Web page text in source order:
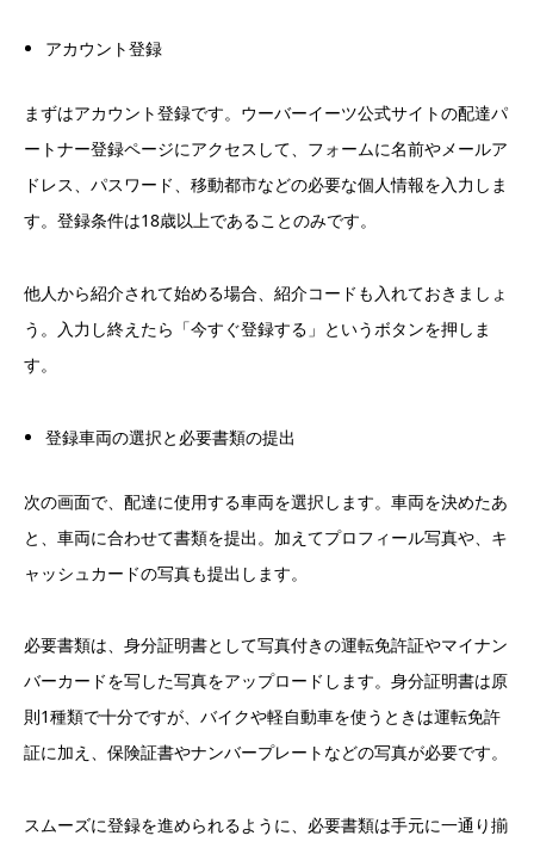
アカウント登録
まずはアカウント登録です。ウーバーイーツ公式サイトの配達パ
ートナー登録ページにアクセスして、フォームに名前やメールア
ドレス、パスワード、移動都市などの必要な個人情報を入力しま
す。登録条件は18歳以上であることのみです。
他人から紹介されて始める場合、紹介コードも入れておきましょ
う。入力し終えたら「今すぐ登録する」というボタンを押しま
す。
登録車両の選択と必要書類の提出
次の画面で、配達に使用する車両を選択します。車両を決めたあ
と、車両に合わせて書類を提出。加えてプロフィール写真や、キ
ャッシュカードの写真も提出します。
必要書類は、身分証明書として写真付きの運転免許証やマイナン
バーカードを写した写真をアップロードします。身分証明書は原
則1種類で十分ですが、バイクや軽自動車を使うときは運転免許
証に加え、保険証書やナンバープレートなどの写真が必要です。
スムーズに登録を進められるように、必要書類は手元に一通り揃